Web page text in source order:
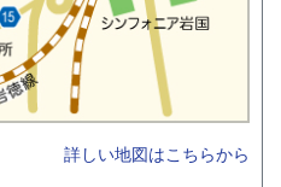
詳しい地図はこちらから